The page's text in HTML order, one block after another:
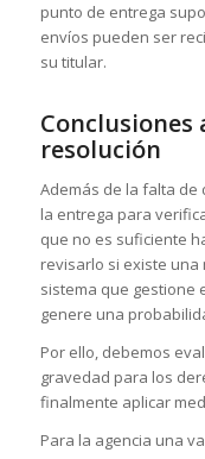
punto de entrega
envíos pueden ser
su titular.
Conclusiones
resolución
Además de la falta de
la entrega para
que no es suficiente
revisarlo si existe una
sistema que gestione
genere una
Por ello, debemos
gravedad para los
finalmente aplicar
Para la agencia una